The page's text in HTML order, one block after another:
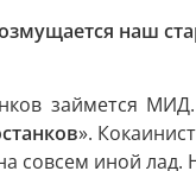
наш
займется
».
совсем иной лад.